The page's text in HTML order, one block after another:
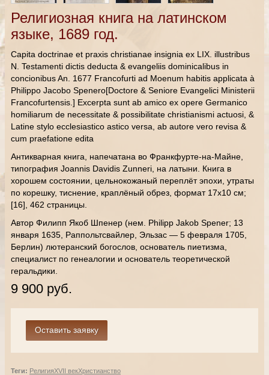
Религиозная книга на латинском
языке, 1689 год.
Capita doctrinae et praxis christianae insignia ex LIX. illustribus
N. Testamenti dictis deducta & evangeliis dominicalibus in
concionibus An. 1677 Francofurti ad Moenum habitis applicata à
Philippo Jacobo Spenero[Doctore & Seniore Evangelici Ministerii
Francofurtensis.] Excerpta sunt ab amico ex opere Germanico
homiliarum de necessitate & possibilitate christianismi actuosi, &
Latine stylo ecclesiastico astico versa, ab autore vero revisa &
cum praefatione edita
Антикварная книга, напечатана во Франкфурте-на-Майне,
типография Joannis Davidis Zunneri, на латыни. Книга в
хорошем состоянии, цельнокожаный переплёт эпохи, утраты
по корешку, тиснение, краплёный обрез, формат 17х10 см;
[16], 462 страницы.
Автор Филипп Якоб Шпенер (нем. Philipp Jakob Spener; 13
января 1635, Раппольтсвайлер, Эльзас — 5 февраля 1705,
Берлин) лютеранский богослов, основатель пиетизма,
специалист по генеалогии и основатель теоретической
геральдики.
9 900 руб.
Теги: РелигияXVII векХристианство